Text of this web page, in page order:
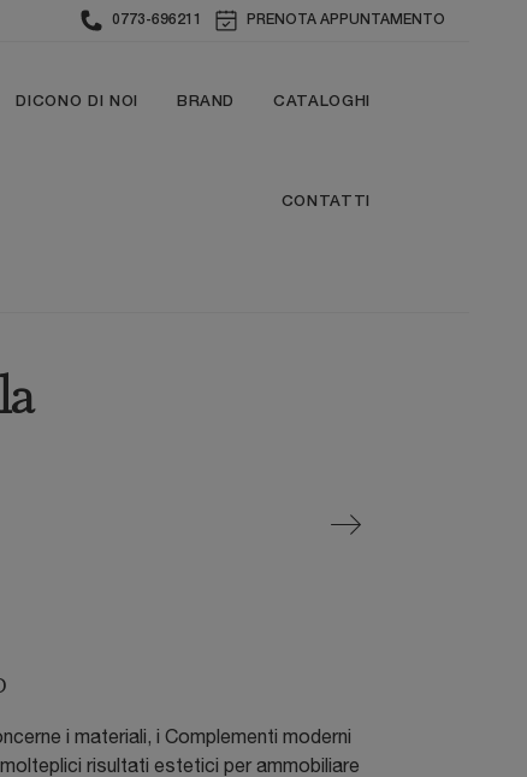
0773-696211 PRENOTA APPUNTAMENTO
DICONO DI NOI BRAND CATALOGHI
CONTATTI
i materiali, i Complementi moderni
risultati estetici per ammobiliare